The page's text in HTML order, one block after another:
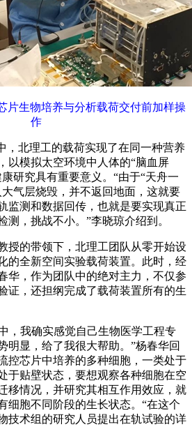
片生物培养与分析载荷交付前加样操
作
北理工的载荷实现了在同一种营养
以模拟太空环境中人体的“脑血屏
研究具有重要意义。“由于“天舟一
气层烧毁，并不返回地面，这就要
监测和数据回传，也就是要实现真正
测，挑战不小。”李晓琼介绍到。
的带领下，北理工团队从零开始设
的全新空间实验载荷装置。此时，经
华，作为团队中的绝对主力，不仅参
证，还担纲完成了载荷装置所有的生
我确实感觉自己生物医学工程专
明显，给了我很大帮助。”杨春华回
控芯片中培养的多种细胞，一类处于
于贴壁状态，要想观察各种细胞在空
移情况，并研究其相互作用效应，就
细胞不同阶段的生长状态。“在这个
技术组的研究人员提出在轨试验的详